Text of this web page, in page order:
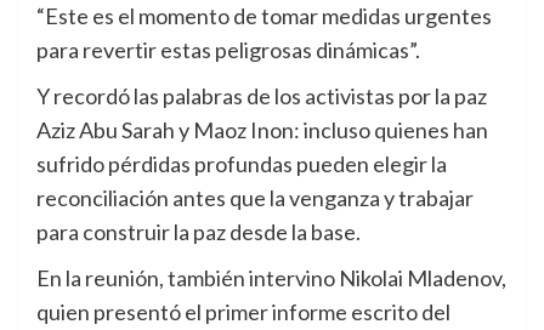
“Este es el momento de tomar medidas urgentes
para revertir estas peligrosas dinámicas”.
Y recordó las palabras de los activistas por la paz
Aziz Abu Sarah y Maoz Inon: incluso quienes han
sufrido pérdidas profundas pueden elegir la
reconciliación antes que la venganza y trabajar
para construir la paz desde la base.
En la reunión, también intervino Nikolai Mladenov,
quien presentó el primer informe escrito del